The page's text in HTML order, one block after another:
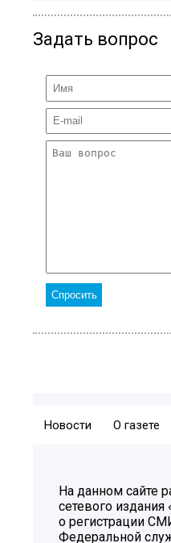
Задать вопрос
Новости О газете
На данном сайте
сетевого
о регистрации
Федеральной